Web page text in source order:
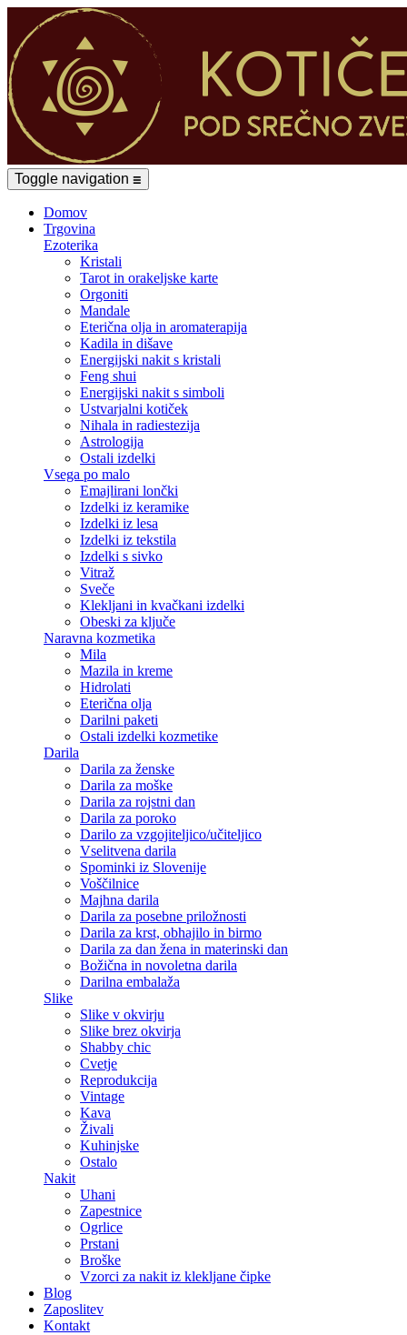
Toggle navigation ☰
Domov
Trgovina
Ezoterika
Kristali
Tarot in orakeljske karte
Orgoniti
Mandale
Eterična olja in aromaterapija
Kadila in dišave
Energijski nakit s kristali
Feng shui
Energijski nakit s simboli
Ustvarjalni kotiček
Nihala in radiestezija
Astrologija
Ostali izdelki
Vsega po malo
Emajlirani lončki
Izdelki iz keramike
Izdelki iz lesa
Izdelki iz tekstila
Izdelki s sivko
Vitraž
Sveče
Klekljani in kvačkani izdelki
Obeski za ključe
Naravna kozmetika
Mila
Mazila in kreme
Hidrolati
Eterična olja
Darilni paketi
Ostali izdelki kozmetike
Darila
Darila za ženske
Darila za moške
Darila za rojstni dan
Darila za poroko
Darilo za vzgojiteljico/učiteljico
Vselitvena darila
Spominki iz Slovenije
Voščilnice
Majhna darila
Darila za posebne priložnosti
Darila za krst, obhajilo in birmo
Darila za dan žena in materinski dan
Božična in novoletna darila
Darilna embalaža
Slike
Slike v okvirju
Slike brez okvirja
Shabby chic
Cvetje
Reprodukcija
Vintage
Kava
Živali
Kuhinjske
Ostalo
Nakit
Uhani
Zapestnice
Ogrlice
Prstani
Broške
Vzorci za nakit iz klekljane čipke
Blog
Zaposlitev
Kontakt